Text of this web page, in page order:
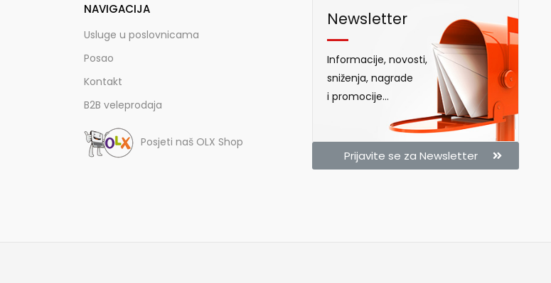
NAVIGACIJA
Usluge u poslovnicama
Posao
Kontakt
B2B veleprodaja
Posjeti naš OLX Shop
Newsletter
Informacije, novosti,
sniženja, nagrade
i promocije...
Prijavite se za Newsletter